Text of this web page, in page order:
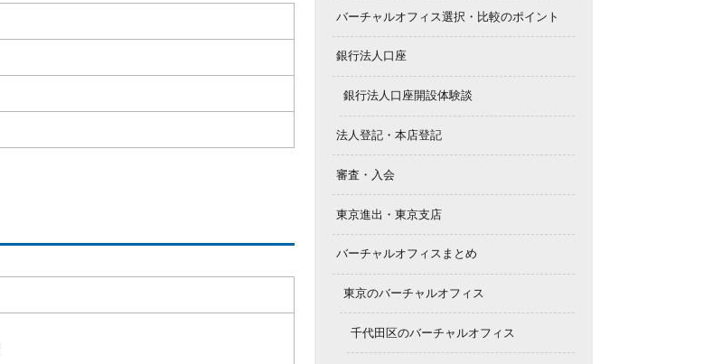
バーチャルオフィス選択・比較のポイント
銀行法人口座
銀行法人口座開設体験談
法人登記・本店登記
審査・入会
東京進出・東京支店
バーチャルオフィスまとめ
東京のバーチャルオフィス
千代田区のバーチャルオフィス